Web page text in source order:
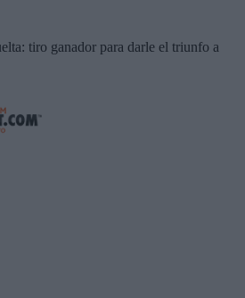
tiro ganador para darle el triunfo a